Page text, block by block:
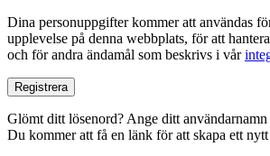
Dina personuppgifter kommer att användas
upplevelse på denna webbplats, för att
och för andra ändamål som beskrivs i vår
Registrera
Glömt ditt lösenord? Ange ditt användarnamn
Du kommer att få en länk för att skapa ett